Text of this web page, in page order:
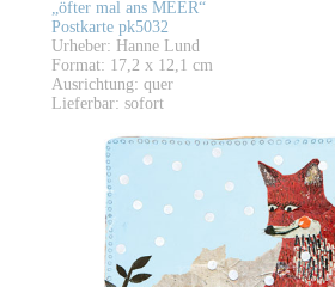
„öfter mal ans MEER“
Postkarte pk5032
Urheber: Hanne Lund
Format: 17,2 x 12,1 cm
Ausrichtung: quer
Lieferbar: sofort